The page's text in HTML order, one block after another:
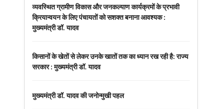
व्यवस्थित ग्रामीण विकास और जनकल्याण कार्यक्रमों के प्रभावी
क्रियान्वयन के लिए पंचायतों को सशक्त बनाना आवश्यक :
मुख्यमंत्री डॉ. यादव
किसानों के खेतों से लेकर उनके खातों तक का ध्यान रख रही है: राज्य
सरकार : मुख्यमंत्री डॉ. यादव
मुख्यमंत्री डॉ. यादव की जनोन्मुखी पहल